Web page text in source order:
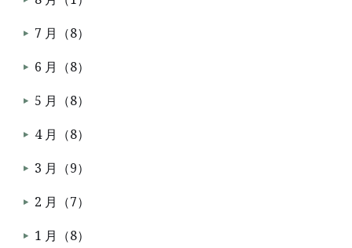
7 月（8）
6 月（8）
5 月（8）
4 月（8）
3 月（9）
2 月（7）
1 月（8）